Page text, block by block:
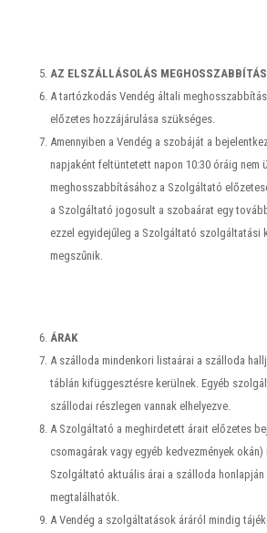
AZ ELSZÁLLÁSOLÁS
A tartózkodás Vendég általi
előzetes hozzájárulása szükséges.
Amennyiben a Vendég a szobáját a
napjaként feltüntetett napon 10:30 óráig nem
meghosszabbításához a Szolgáltató
a Szolgáltató jogosult a szobaárat egy
ezzel egyidejűleg a Szolgáltató szolgáltatási
megszűnik.
ÁRAK
A szálloda mindenkori listaárai a szálloda
táblán kifüggesztésre kerülnek. Egyéb
szállodai részlegen vannak elhelyezve.
A Szolgáltató a meghirdetett árait előzetes
csomagárak vagy egyéb kedvezmények
Szolgáltató aktuális árai a szálloda
megtalálhatók.
A Vendég a szolgáltatások áráról mindig